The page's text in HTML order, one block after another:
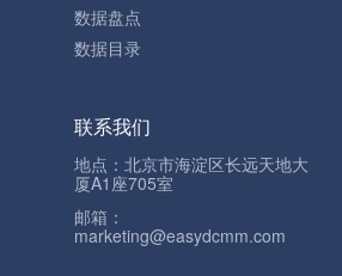
数据盘点
数据目录
联系我们
地点：北京市海淀区长远天地大
厦A1座705室
邮箱：
marketing@easydcmm.com